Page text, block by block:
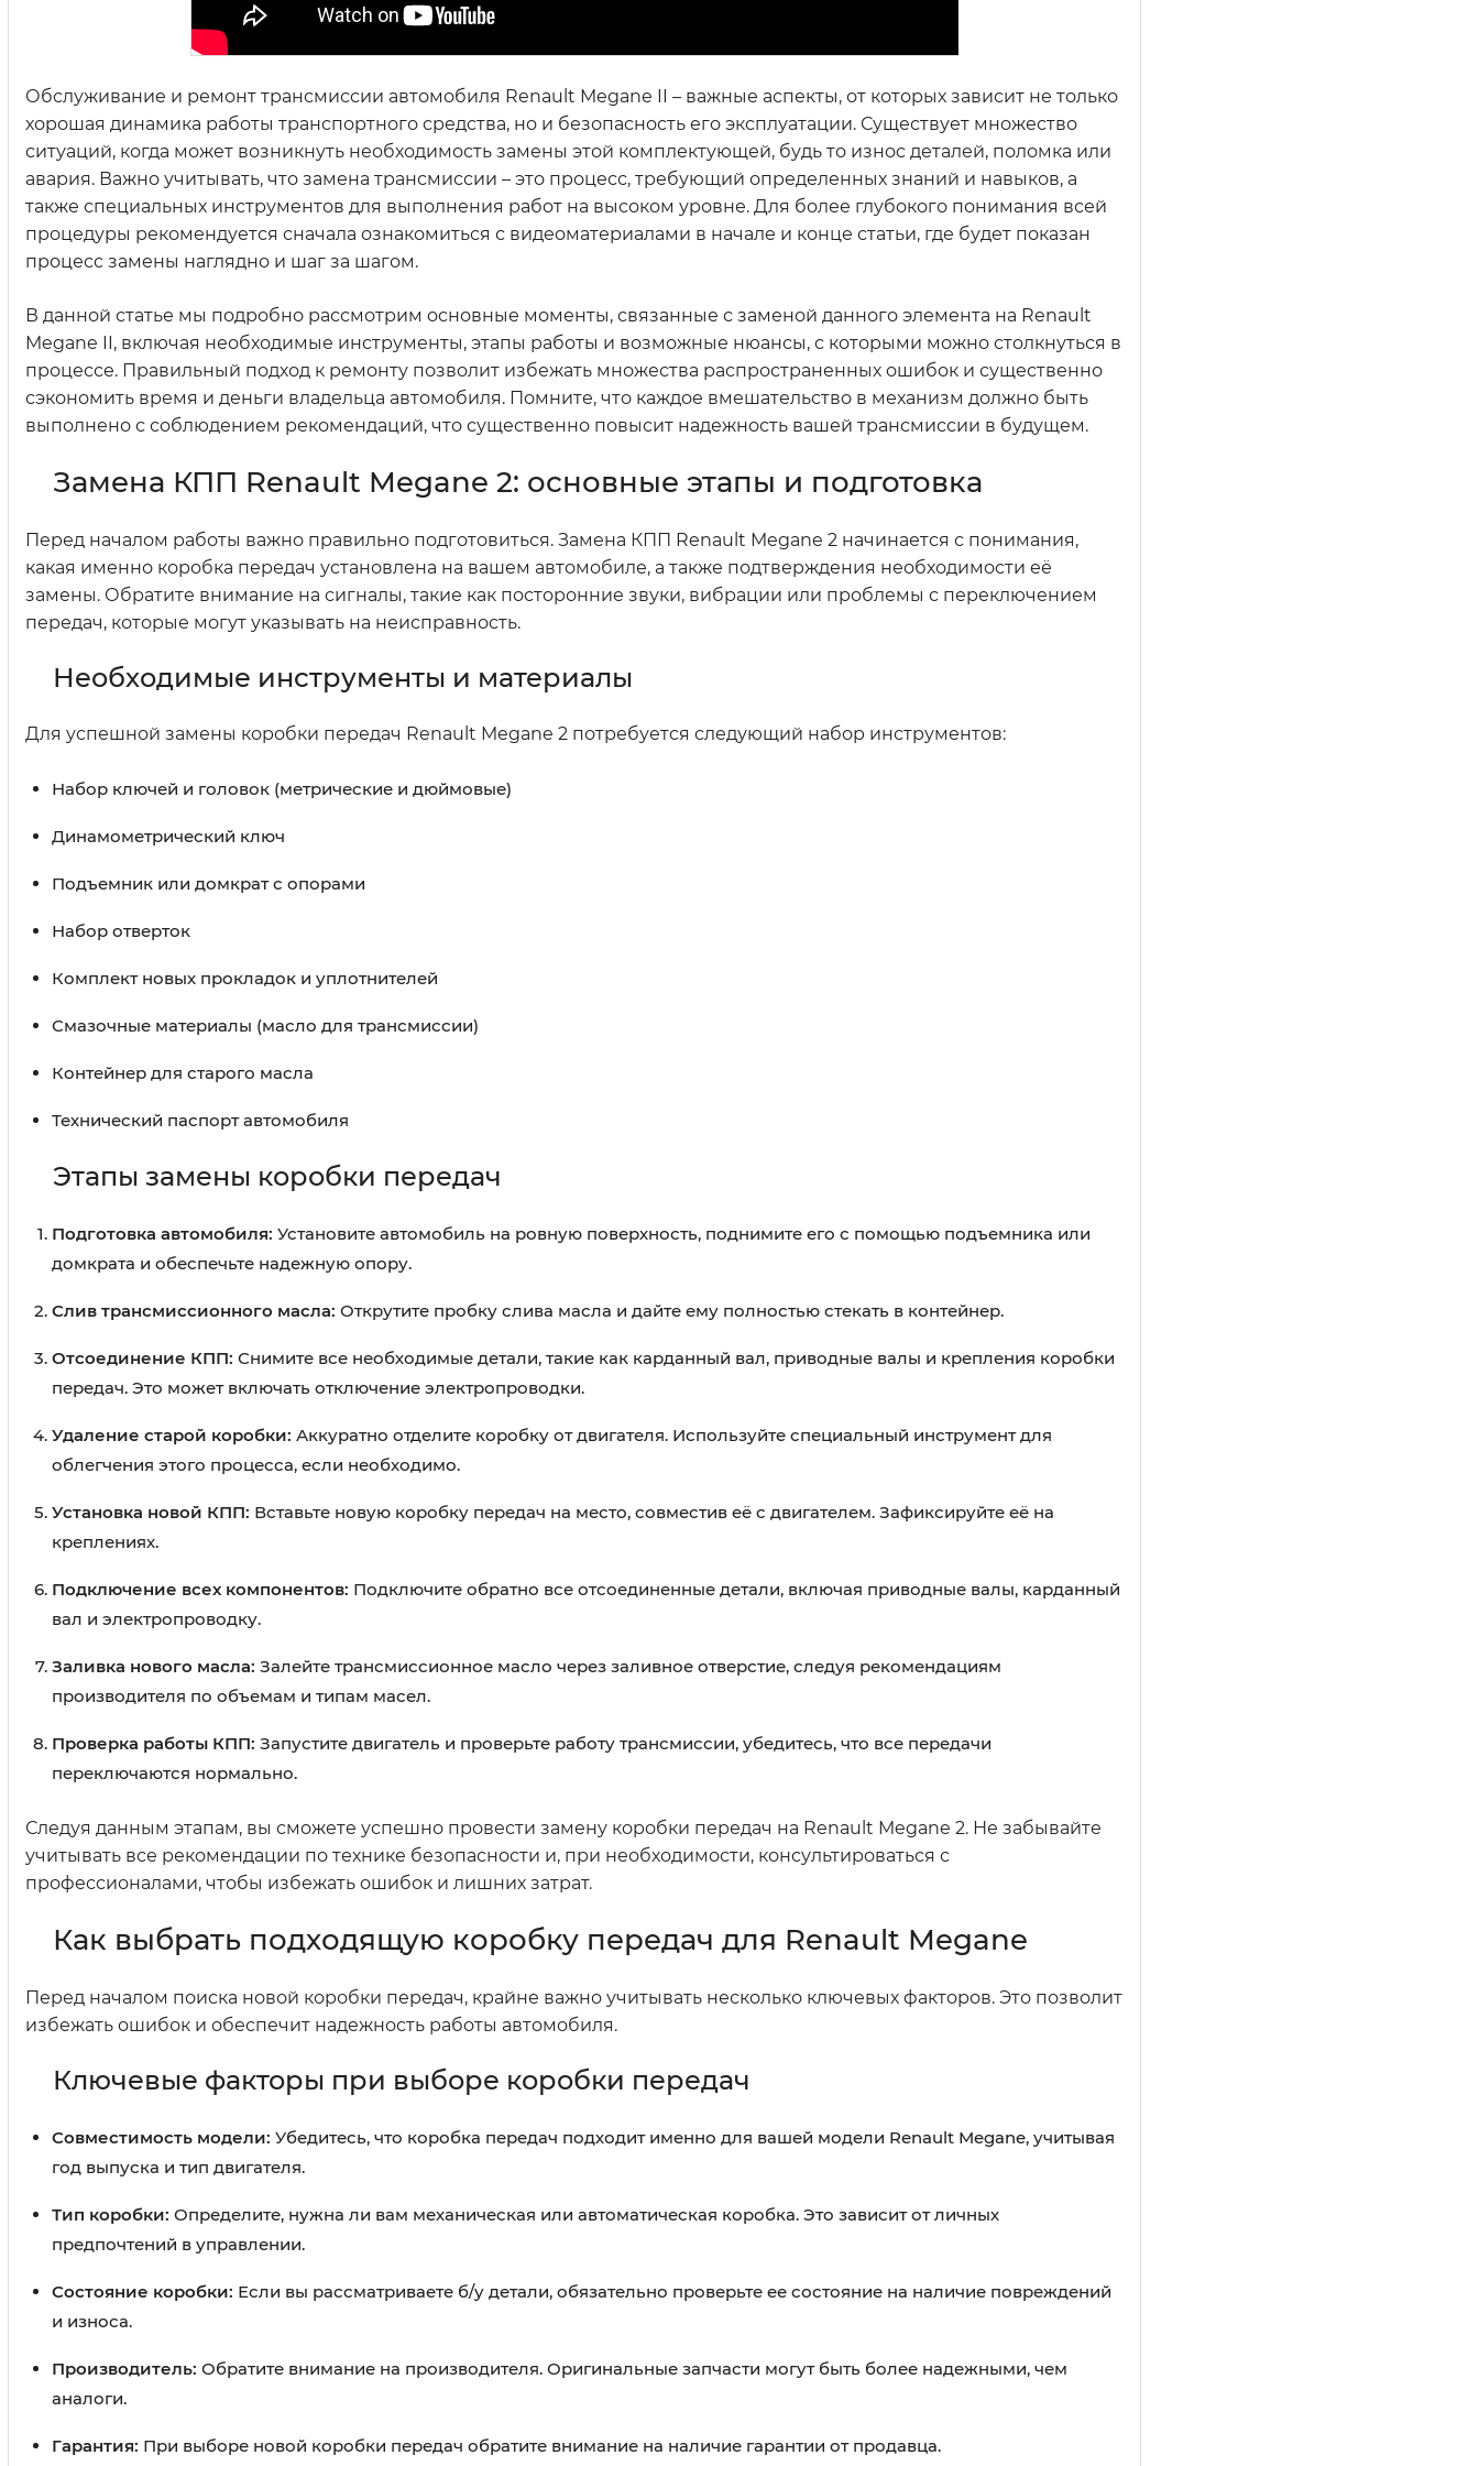
Обслуживание и ремонт трансмиссии автомобиля Renault Megane II – важные аспекты, от которых зависит не только
хорошая динамика работы транспортного средства, но и безопасность его эксплуатации. Существует множество
ситуаций, когда может возникнуть необходимость замены этой комплектующей, будь то износ деталей, поломка или
авария. Важно учитывать, что замена трансмиссии – это процесс, требующий определенных знаний и навыков, а
также специальных инструментов для выполнения работ на высоком уровне. Для более глубокого понимания всей
процедуры рекомендуется сначала ознакомиться с видеоматериалами в начале и конце статьи, где будет показан
процесс замены наглядно и шаг за шагом.
В данной статье мы подробно рассмотрим основные моменты, связанные с заменой данного элемента на Renault
Megane II, включая необходимые инструменты, этапы работы и возможные нюансы, с которыми можно столкнуться в
процессе. Правильный подход к ремонту позволит избежать множества распространенных ошибок и существенно
сэкономить время и деньги владельца автомобиля. Помните, что каждое вмешательство в механизм должно быть
выполнено с соблюдением рекомендаций, что существенно повысит надежность вашей трансмиссии в будущем.
Замена КПП Renault Megane 2: основные этапы и подготовка
Перед началом работы важно правильно подготовиться. Замена КПП Renault Megane 2 начинается с понимания,
какая именно коробка передач установлена на вашем автомобиле, а также подтверждения необходимости её
замены. Обратите внимание на сигналы, такие как посторонние звуки, вибрации или проблемы с переключением
передач, которые могут указывать на неисправность.
Необходимые инструменты и материалы
Для успешной замены коробки передач Renault Megane 2 потребуется следующий набор инструментов:
Набор ключей и головок (метрические и дюймовые)
Динамометрический ключ
Подъемник или домкрат с опорами
Набор отверток
Комплект новых прокладок и уплотнителей
Смазочные материалы (масло для трансмиссии)
Контейнер для старого масла
Технический паспорт автомобиля
Этапы замены коробки передач
Подготовка автомобиля: Установите автомобиль на ровную поверхность, поднимите его с помощью подъемника или
домкрата и обеспечьте надежную опору.
Слив трансмиссионного масла: Открутите пробку слива масла и дайте ему полностью стекать в контейнер.
Отсоединение КПП: Снимите все необходимые детали, такие как карданный вал, приводные валы и крепления коробки
передач. Это может включать отключение электропроводки.
Удаление старой коробки: Аккуратно отделите коробку от двигателя. Используйте специальный инструмент для
облегчения этого процесса, если необходимо.
Установка новой КПП: Вставьте новую коробку передач на место, совместив её с двигателем. Зафиксируйте её на
креплениях.
Подключение всех компонентов: Подключите обратно все отсоединенные детали, включая приводные валы, карданный
вал и электропроводку.
Заливка нового масла: Залейте трансмиссионное масло через заливное отверстие, следуя рекомендациям
производителя по объемам и типам масел.
Проверка работы КПП: Запустите двигатель и проверьте работу трансмиссии, убедитесь, что все передачи
переключаются нормально.
Следуя данным этапам, вы сможете успешно провести замену коробки передач на Renault Megane 2. Не забывайте
учитывать все рекомендации по технике безопасности и, при необходимости, консультироваться с
профессионалами, чтобы избежать ошибок и лишних затрат.
Как выбрать подходящую коробку передач для Renault Megane
Перед началом поиска новой коробки передач, крайне важно учитывать несколько ключевых факторов. Это позволит
избежать ошибок и обеспечит надежность работы автомобиля.
Ключевые факторы при выборе коробки передач
Совместимость модели: Убедитесь, что коробка передач подходит именно для вашей модели Renault Megane, учитывая
год выпуска и тип двигателя.
Тип коробки: Определите, нужна ли вам механическая или автоматическая коробка. Это зависит от личных
предпочтений в управлении.
Состояние коробки: Если вы рассматриваете б/у детали, обязательно проверьте ее состояние на наличие повреждений
и износа.
Производитель: Обратите внимание на производителя. Оригинальные запчасти могут быть более надежными, чем
аналоги.
Гарантия: При выборе новой коробки передач обратите внимание на наличие гарантии от продавца.